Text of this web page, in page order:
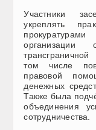
Участники
укреплять
организации
том числе
правовой
денежных
Также была
объединения
сотрудничества.